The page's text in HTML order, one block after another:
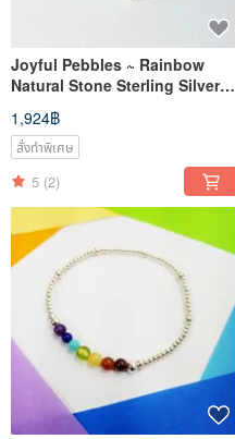
Joyful Pebbles ~ Rainbow
Natural Stone Sterling Silver
Stretch Bracelet
(Agate_Citrine_Amazonite_Blu
e Goldstone)
1,924฿
สั่งทำพิเศษ
5 (2)